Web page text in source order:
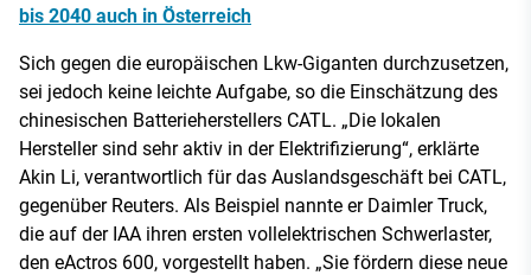
bis 2040 auch in Österreich
Sich gegen die europäischen Lkw-Giganten durchzusetzen,
sei jedoch keine leichte Aufgabe, so die Einschätzung des
chinesischen Batterieherstellers CATL. „Die lokalen
Hersteller sind sehr aktiv in der Elektrifizierung“, erklärte
Akin Li, verantwortlich für das Auslandsgeschäft bei CATL,
gegenüber Reuters. Als Beispiel nannte er Daimler Truck,
die auf der IAA ihren ersten vollelektrischen Schwerlaster,
den eActros 600, vorgestellt haben. „Sie fördern diese neue